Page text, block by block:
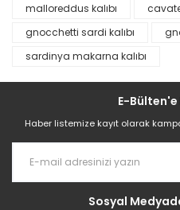
malloreddus kalıbı
gnocchetti sardi kalıbı
sardinya makarna kalıbı
E-Bülten'e
Haber listemize kayıt olarak
Sosyal